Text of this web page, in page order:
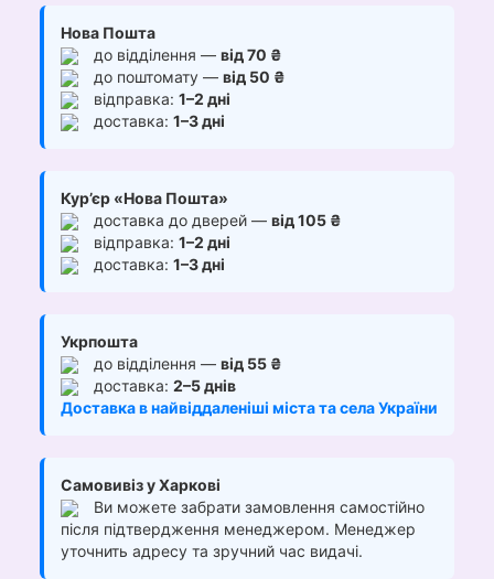
Нова Пошта
до відділення — від 70 ₴
до поштомату — від 50 ₴
відправка: 1–2 дні
доставка: 1–3 дні
Кур’єр «Нова Пошта»
доставка до дверей — від 105 ₴
відправка: 1–2 дні
доставка: 1–3 дні
Укрпошта
до відділення — від 55 ₴
доставка: 2–5 днів
Доставка в найвіддаленіші міста та села України
Самовивіз у Харкові
Ви можете забрати замовлення самостійно
після підтвердження менеджером. Менеджер
уточнить адресу та зручний час видачі.